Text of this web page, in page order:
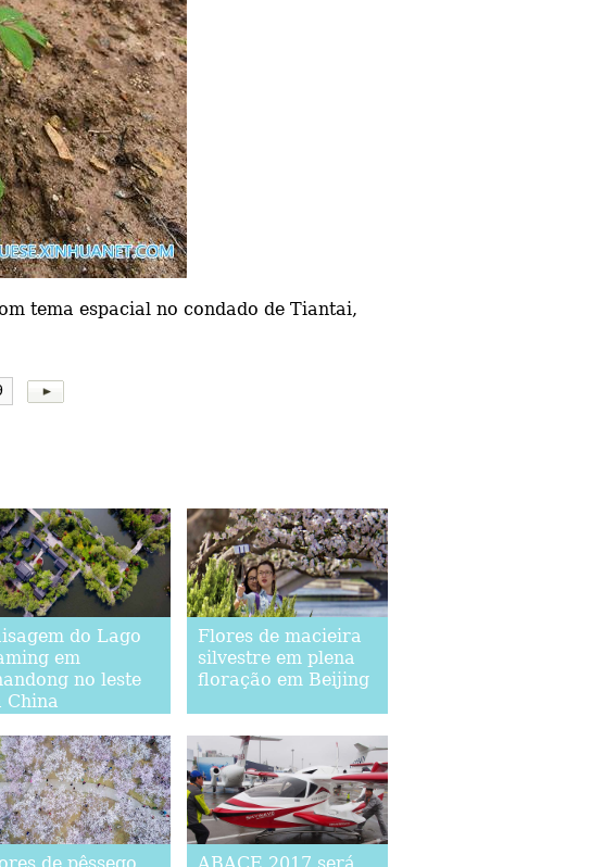
tema espacial no condado de Tiantai,
do Lago
em
no leste
China
Flores de macieira
silvestre em plena
floração em Beijing